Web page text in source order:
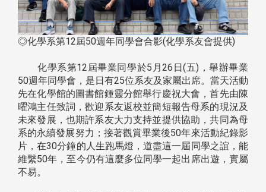
◎化學系第12屆50週年同學會合影(化學系友會提供)
化學系第12屆畢業同學於5月26日(五)，舉辦畢業
50週年同學會，是日有25位系友及家屬出席。當天活動
先在化學館的圖書館鍾靈分館舉行慶祝大會，首先由陳
曜鴻主任致詞，歡迎系友返校並簡短報告母系的現況及
未來發展，也期許系友大力支持並提供協助，共同為母
系的永續發展努力；接著觀賞畢業後50年來活動紀錄影
片，在30分鐘的人生跑馬燈，道盡這一屆同學之誼，能
維繫50年，至今仍有這麼多位同學一起出席出遊，實屬
不易。